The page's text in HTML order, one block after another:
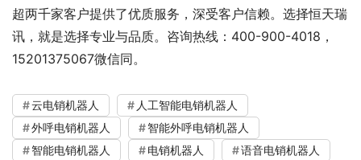
超两千家客户提供了优质服务，深受客户信赖。选择恒天瑞
讯，就是选择专业与品质。咨询热线：400-900-4018，
15201375067微信同。
云电销机器人
人工智能电销机器人
外呼电销机器人
智能外呼电销机器人
智能电销机器人
电销机器人 语音电销机器人